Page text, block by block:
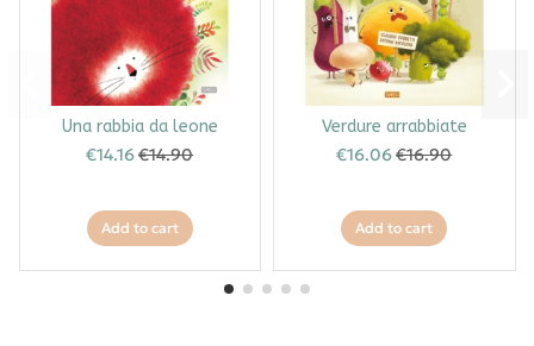
Una rabbia da leone
€14.16€14.90
Add to cart
Verdure arrabbiate
€16.06€16.90
Add to cart